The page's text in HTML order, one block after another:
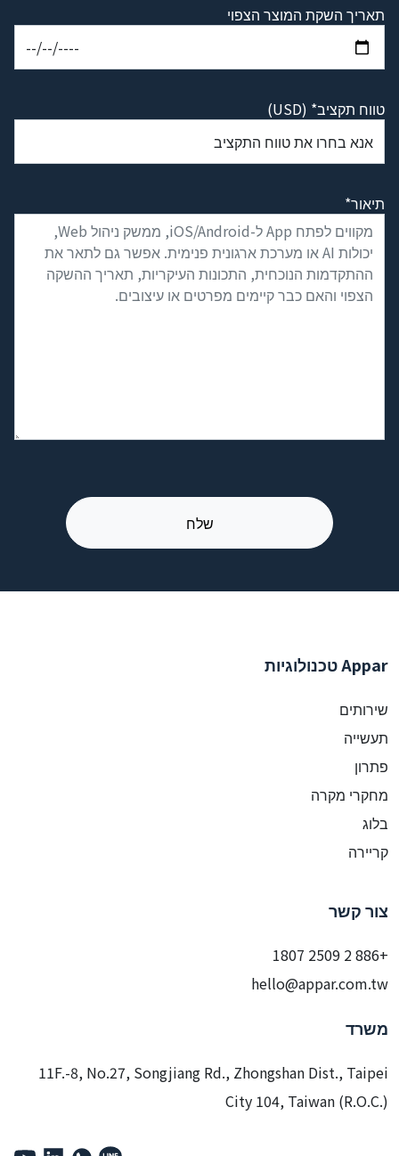
תאריך השקת המוצר הצפוי
טווח תקציב* (USD)
תיאור*
Appar טכנולוגיות
שירותים
תעשייה
פתרון
מחקרי מקרה
בלוג
קריירה
צור קשר
+886 2 2509 1807
hello@appar.com.tw
משרד
11F.-8, No.27, Songjiang Rd., Zhongshan Dist., Taipei
City 104, Taiwan (R.O.C.)